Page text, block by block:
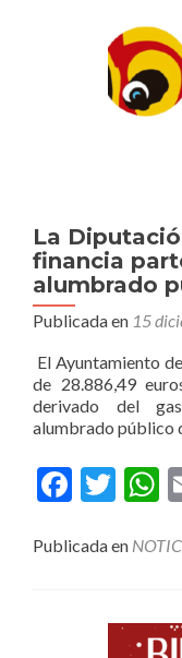
La
financia
alumbrado
Publicada en 15
El Ayuntamiento
de 28.886,49
derivado del
alumbrado público
Facebook
Twitter
Publicada en